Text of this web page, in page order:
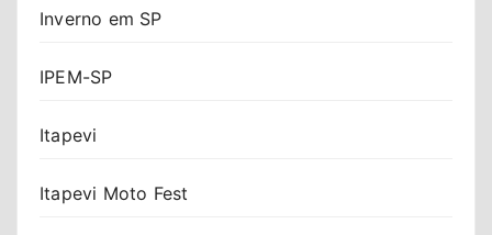
Inverno em SP
IPEM-SP
Itapevi
Itapevi Moto Fest